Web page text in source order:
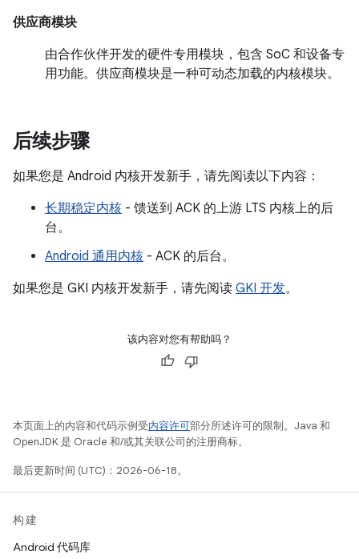
供应商模块
由合作伙伴开发的硬件专用模块，包含 SoC 和设备专
用功能。供应商模块是一种可动态加载的内核模块。
后续步骤
如果您是 Android 内核开发新手，请先阅读以下内容：
长期稳定内核 - 馈送到 ACK 的上游 LTS 内核上的后
台。
Android 通用内核 - ACK 的后台。
如果您是 GKI 内核开发新手，请先阅读 GKI 开发。
该内容对您有帮助吗？
本页面上的内容和代码示例受内容许可部分所述许可的限制。Java 和
OpenJDK 是 Oracle 和/或其关联公司的注册商标。
最后更新时间 (UTC)：2026-06-18。
构建
Android 代码库